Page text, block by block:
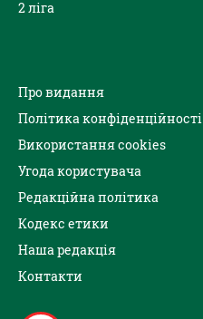
2 ліга
Про видання
Політика конфіденційності
Використання cookies
Угода користувача
Редакційна політика
Кодекс етики
Наша редакція
Контакти